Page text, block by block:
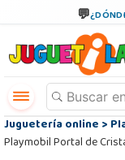
Juguetería online>
Playmobil Portal de